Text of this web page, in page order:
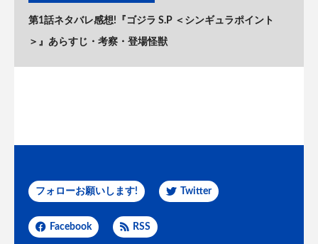
第1話ネタバレ感想!『ゴジラ S.P ＜シンギュラポイント
＞』あらすじ・考察・登場怪獣
フォローお願いします! Twitter
Facebook RSS